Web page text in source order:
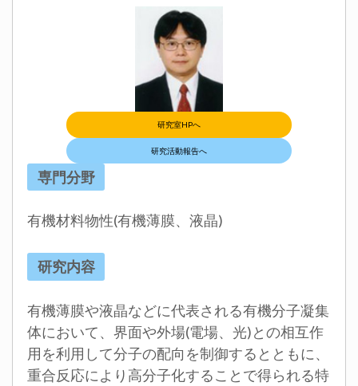
研究室HPへ
研究活動報告へ
専門分野
有機材料物性(有機薄膜、液晶)
研究内容
有機薄膜や液晶などに代表される有機分子凝集
体において、界面や外場(電場、光)との相互作
用を利用して分子の配向を制御するとともに、
重合反応により高分子化することで得られる特